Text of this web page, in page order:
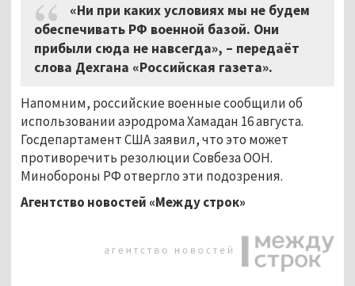
«Ни при каких условиях мы не будем
обеспечивать РФ военной базой. Они
прибыли сюда не навсегда», – передаёт
слова Дехгана «Российская газета».
Напомним, российские военные сообщили об
использовании аэродрома Хамадан 16 августа.
Госдепартамент США заявил, что это может
противоречить резолюции Совбеза ООН.
Минобороны РФ отвергло эти подозрения.
Агентство новостей «Между строк»